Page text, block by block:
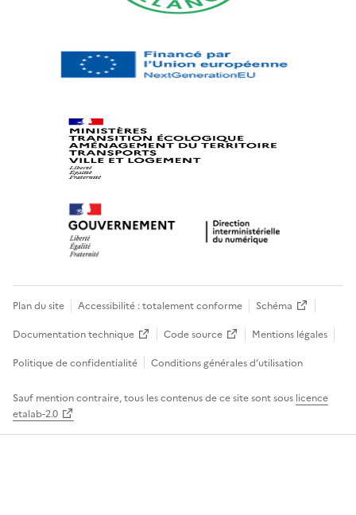
Plan du site Accessibilité : totalement conforme
Schéma
Documentation technique
Code source
Mentions légales
Politique de confidentialité
Conditions générales d’utilisation
Sauf mention contraire, tous les contenus de ce site sont sous licence
etalab-2.0